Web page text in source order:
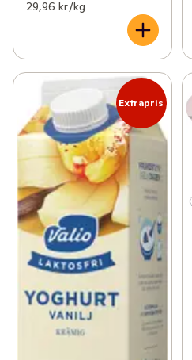
29,96 kr /kg
Extrapris